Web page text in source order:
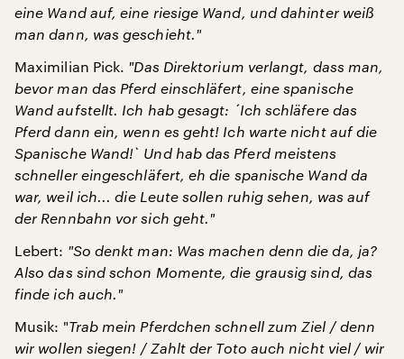
eine Wand auf, eine riesige Wand, und dahinter weiß
man dann, was geschieht."
Maximilian Pick. "Das Direktorium verlangt, dass man,
bevor man das Pferd einschläfert, eine spanische
Wand aufstellt. Ich hab gesagt: ´Ich schläfere das
Pferd dann ein, wenn es geht! Ich warte nicht auf die
Spanische Wand!` Und hab das Pferd meistens
schneller eingeschläfert, eh die spanische Wand da
war, weil ich... die Leute sollen ruhig sehen, was auf
der Rennbahn vor sich geht."
Lebert: "So denkt man: Was machen denn die da, ja?
Also das sind schon Momente, die grausig sind, das
finde ich auch."
Musik: "Trab mein Pferdchen schnell zum Ziel / denn
wir wollen siegen! / Zahlt der Toto auch nicht viel / wir